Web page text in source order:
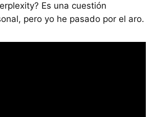
Es una cuestión
pero yo he pasado por el aro.